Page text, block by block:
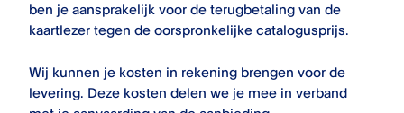
ben je aansprakelijk voor de terugbetaling van de
kaartlezer tegen de oorspronkelijke catalogusprijs.
Wij kunnen je kosten in rekening brengen voor de
levering. Deze kosten delen we je mee in verband